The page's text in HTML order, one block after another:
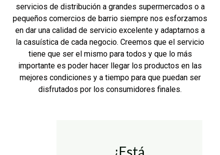
servicios de distribución a grandes supermercados o a
pequeños comercios de barrio siempre nos esforzamos
en dar una calidad de servicio excelente y adaptarnos a
la casuística de cada negocio. Creemos que el servicio
tiene que ser el mismo para todos y que lo más
importante es poder hacer llegar los productos en las
mejores condiciones y a tiempo para que puedan ser
disfrutados por los consumidores finales.
¿Está